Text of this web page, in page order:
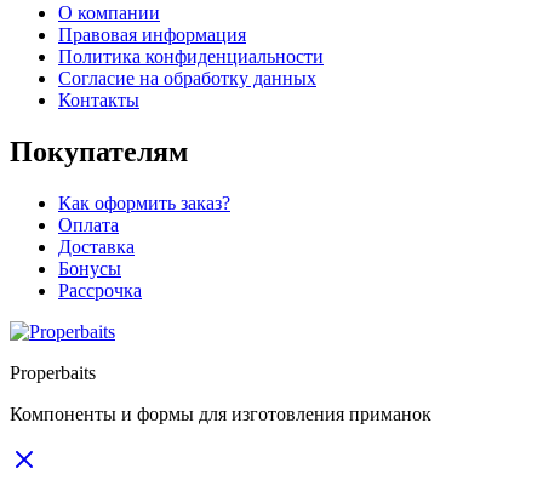
О компании
Правовая информация
Политика конфиденциальности
Согласие на обработку данных
Контакты
Покупателям
Как оформить заказ?
Оплата
Доставка
Бонусы
Рассрочка
Properbaits
Компоненты и формы для изготовления приманок